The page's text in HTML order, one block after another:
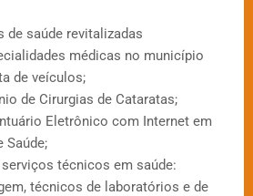
de saúde revitalizadas
médicas no município
de veículos;
de Cirurgias de Cataratas;
Eletrônico com Internet em
Saúde;
técnicos em saúde:
técnicos de laboratórios e de